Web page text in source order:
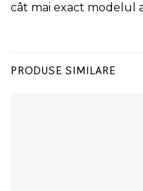
cât mai exact modelul
PRODUSE SIMILARE